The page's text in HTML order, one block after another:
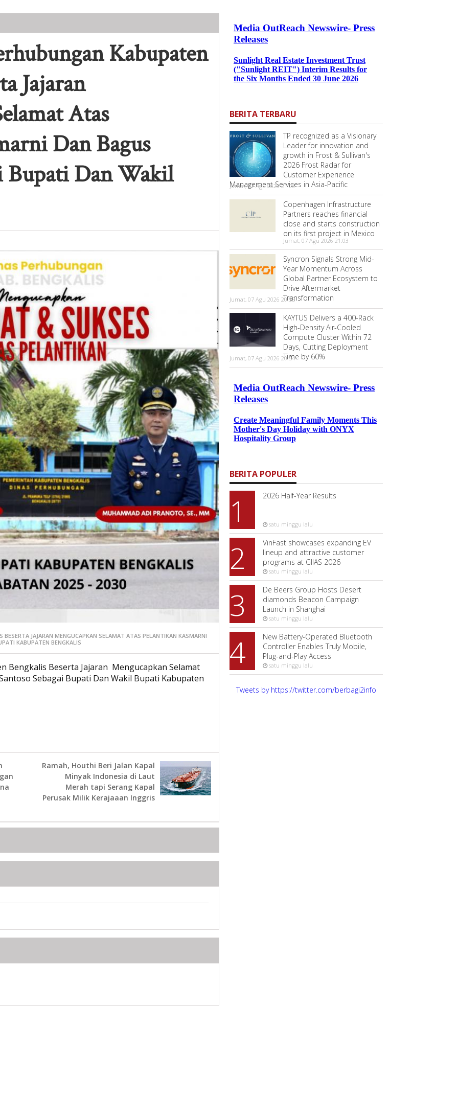
Jajaran Mengucapkan Selamat Atas Pelantikan Kasmarni Dan
Kabupaten
Jajaran
Atas
Dan Bagus
Bupati Dan Wakil
JAJARAN MENGUCAPKAN SELAMAT ATAS PELANTIKAN KASMARNI
KABUPATEN BENGKALIS
Bengkalis Beserta Jajaran Mengucapkan Selamat
Sebagai Bupati Dan Wakil Bupati Kabupaten
Ramah, Houthi Beri Jalan Kapal
Minyak Indonesia di Laut
Merah tapi Serang Kapal
Perusak Milik Kerajaaan Inggris
BERITA TERBARU
TP recognized as a Visionary
Leader for innovation and
growth in Frost & Sullivan's
2026 Frost Radar for
Customer Experience
Management Services in Asia-Pacific
Jumat, 07 Agu 2026 21:08
Copenhagen Infrastructure
Partners reaches financial
close and starts construction
on its first project in Mexico
Jumat, 07 Agu 2026 21:03
Syncron Signals Strong Mid-
Year Momentum Across
Global Partner Ecosystem to
Drive Aftermarket
Transformation
Jumat, 07 Agu 2026 20:55
KAYTUS Delivers a 400-Rack
High-Density Air-Cooled
Compute Cluster Within 72
Days, Cutting Deployment
Time by 60%
Jumat, 07 Agu 2026 20:54
BERITA POPULER
1 2026 Half-Year Results
satu minggu lalu
2
VinFast showcases expanding EV
lineup and attractive customer
programs at GIIAS 2026
satu minggu lalu
3
De Beers Group Hosts Desert
diamonds Beacon Campaign
Launch in Shanghai
satu minggu lalu
4
New Battery-Operated Bluetooth
Controller Enables Truly Mobile,
Plug-and-Play Access
satu minggu lalu
Tweets by https://twitter.com/berbagi2info